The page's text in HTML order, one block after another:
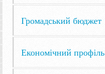
Громадський бюджет
Економічний профіль